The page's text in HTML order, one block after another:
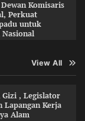
Komisaris
Perkuat
untuk
View All
, Legislator
Lapangan Kerja
Alam